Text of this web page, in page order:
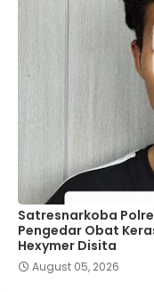
Satresnarkoba
Pengedar Obat
Hexymer Disita
August 05, 2026